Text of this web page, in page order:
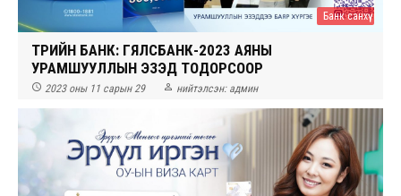
Банк санхүү
ТӨРИЙН БАНК: ГЯЛСБАНК-2023 АЯНЫ
УРАМШУУЛЛЫН ЭЗЭД ТОДОРСООР
 2023 оны 11 сарын 29  нийтэлсэн: админ